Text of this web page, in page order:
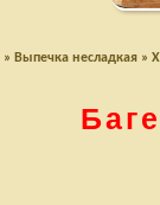
» Выпечка несладкая »